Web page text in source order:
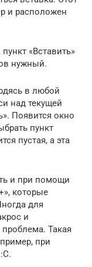
и расположен
«Вставить»
нужный.
в любой
над текущей
Появится окно
пункт
пустая, а эта
и при помощи
которые
для
и
проблема. Такая
при